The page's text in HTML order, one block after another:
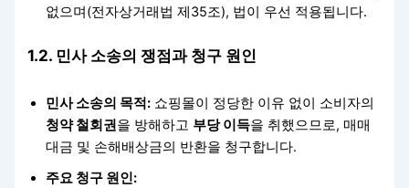
없으며(전자상거래법 제35조), 법이 우선 적용됩니다.
1.2. 민사 소송의 쟁점과 청구 원인
민사 소송의 목적: 쇼핑몰이 정당한 이유 없이 소비자의
청약 철회권을 방해하고 부당 이득을 취했으므로, 매매
대금 및 손해배상금의 반환을 청구합니다.
주요 청구 원인: